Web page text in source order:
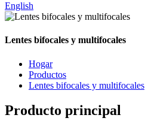
English
Lentes bifocales y multifocales
Hogar
Productos
Lentes bifocales y multifocales
Producto principal